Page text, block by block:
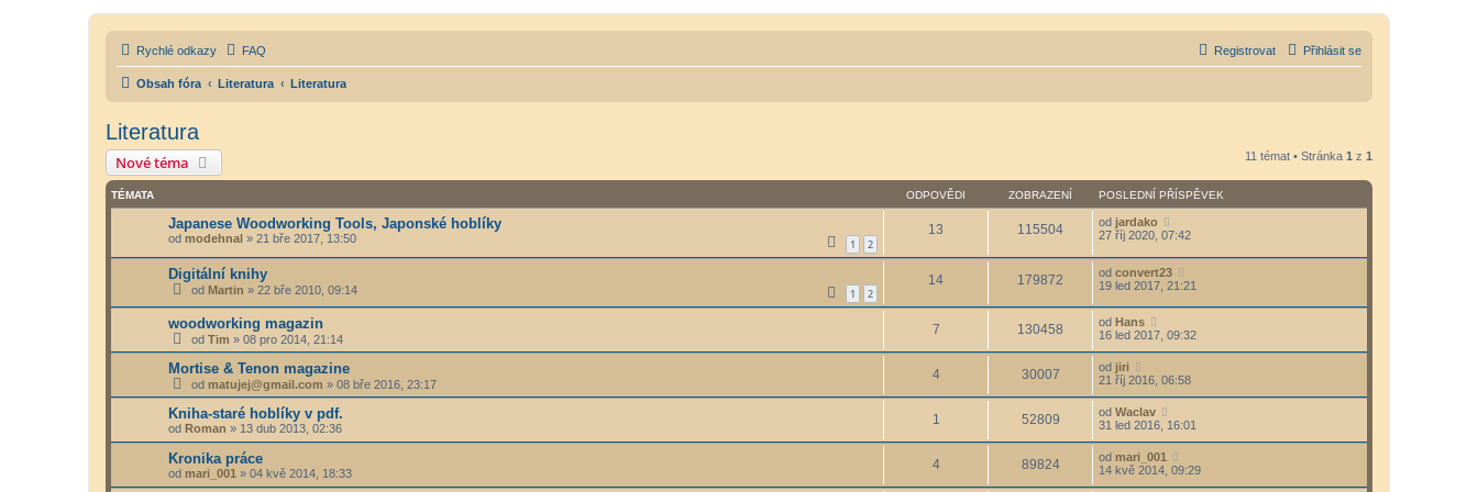
Rychlé odkazy FAQ Přihlásit se
Registrovat
Obsah fóra Literatura Literatura
Literatura
Nové téma 11 témat • Stránka 1 z 1
TÉMATA ODPOVĚDI ZOBRAZENÍ POSLEDNÍ PŘÍSPĚVEK
Japanese Woodworking Tools, Japonské hoblíky
od modehnal » 21 bře 2017, 13:50 1 2
13 115504 od jardako
27 říj 2020, 07:42
Digitální knihy
od Martin » 22 bře 2010, 09:14 1 2
14 179872 od convert23
19 led 2017, 21:21
woodworking magazin
od Tim » 08 pro 2014, 21:14
7 130458 od Hans
16 led 2017, 09:32
Mortise & Tenon magazine
od matujej@gmail.com » 08 bře 2016, 23:17
4 30007 od jiri
21 říj 2016, 06:58
Kniha-staré hoblíky v pdf.
od Roman » 13 dub 2013, 02:36
1 52809 od Waclav
31 led 2016, 16:01
Kronika práce
od mari_001 » 04 kvě 2014, 18:33
4 89824 od mari_001
14 kvě 2014, 09:29